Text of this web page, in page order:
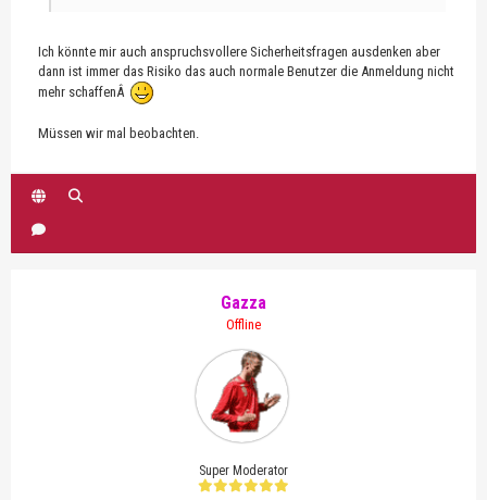
Ich könnte mir auch anspruchsvollere Sicherheitsfragen ausdenken aber
dann ist immer das Risiko das auch normale Benutzer die Anmeldung nicht
mehr schaffenÂ
Müssen wir mal beobachten.
Gazza
Offline
Super Moderator